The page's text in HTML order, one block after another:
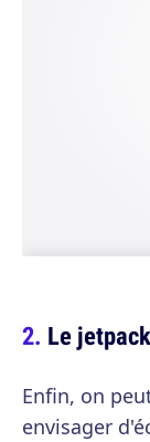
Le
Enfin, on
envisager